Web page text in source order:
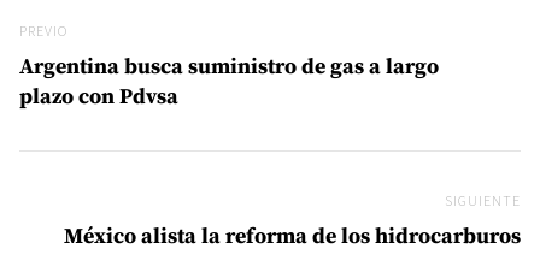
Previo
PREVIO
Argentina busca suministro de gas a largo
plazo con Pdvsa
SIGUIENTE
México alista la reforma de los hidrocarburos